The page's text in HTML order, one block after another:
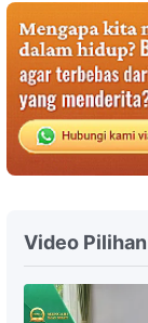
Video Pilihan